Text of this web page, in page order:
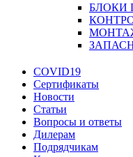
БЛОКИ
COVID19
Сертификаты
Новости
Статьи
Вопросы и ответы
Дилерам
Подрядчикам